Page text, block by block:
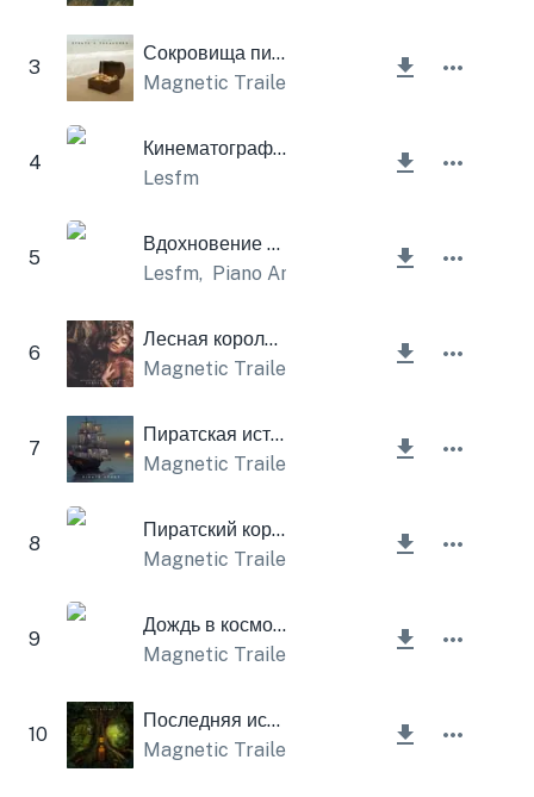
3
Сокровища пиратов
Magnetic Trailer
4
Кинематографический выигрыш
Lesfm
5
Вдохновение Драматическое Фортепиано
Lesfm, Piano Amor
6
Лесная королева
Magnetic Trailer
7
Пиратская история
Magnetic Trailer
8
Пиратский корабль
Magnetic Trailer
9
Дождь в космосе
Magnetic Trailer
10
Последняя история
Magnetic Trailer